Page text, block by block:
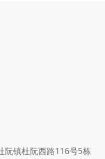
阮镇杜阮西路116号5栋